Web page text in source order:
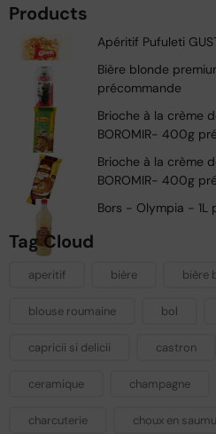
Products
Apéritif Pufuleti
Bière blonde
précommande
Brioche à la crème
BOROMIR- 400g
Brioche à la crème
BOROMIR- 400g
Bors - Olympia - 1L
Tag Cloud
aperitif bière bière
blouse roumaine bol
capricii si delicii castron
ceramique champagne
charcuterie choux en